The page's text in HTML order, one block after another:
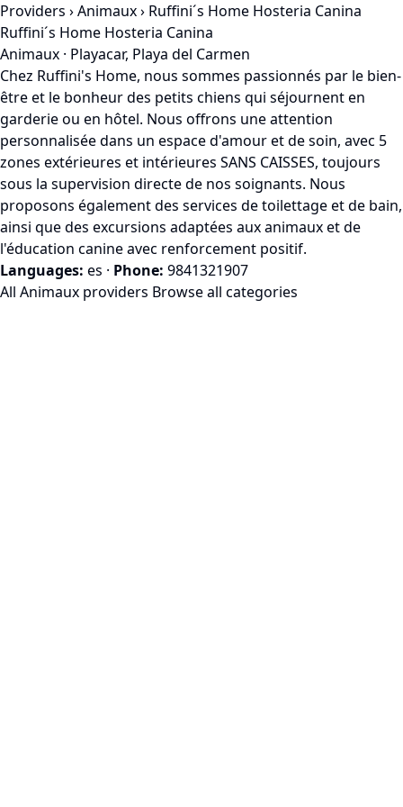
Providers ›Animaux› Ruffini´s Home Hosteria Canina
Ruffini´s Home Hosteria Canina
Animaux · Playacar, Playa del Carmen
Chez Ruffini's Home, nous sommes passionnés par le bien-
être et le bonheur des petits chiens qui séjournent en
garderie ou en hôtel. Nous offrons une attention
personnalisée dans un espace d'amour et de soin, avec 5
zones extérieures et intérieures SANS CAISSES, toujours
sous la supervision directe de nos soignants. Nous
proposons également des services de toilettage et de bain,
ainsi que des excursions adaptées aux animaux et de
l'éducation canine avec renforcement positif.
Languages: es · Phone: 9841321907
All Animaux providers Browse all categories